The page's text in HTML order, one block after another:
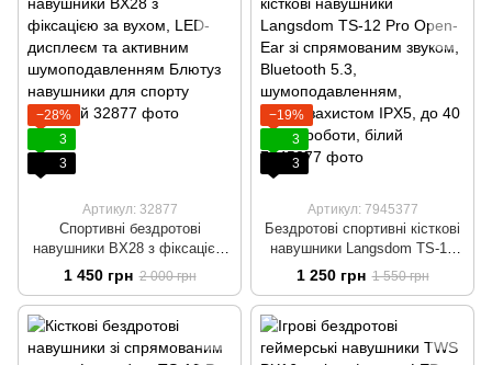
−28%
3
3
Артикул: 32877
Спортивні бездротові
навушники BX28 з фіксацією
за вухом, LED-дисплеєм та
активним шумоподавленням
Блютуз навушники для
спорту Рожевий
1 450 грн 2 000 грн
−19%
3
3
Артикул: 7945377
Бездротові спортивні кісткові
навушники Langsdom TS-12
Pro Open-Ear зі спрямованим
звуком, Bluetooth 5.3,
шумоподавленням,
вологозахистом IPX5, до 40
годин роботи, білий
1 250 грн 1 550 грн